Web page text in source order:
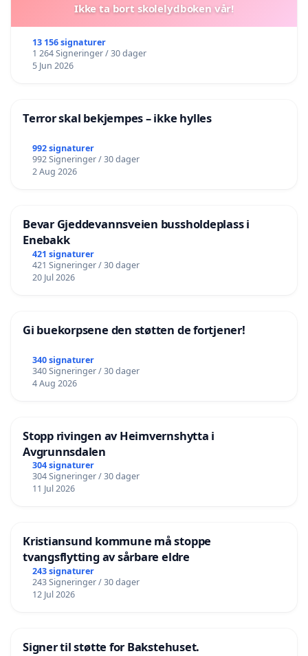
Ikke ta bort skolelydboken vår!
13 156 signaturer
1 264 Signeringer / 30 dager
5 Jun 2026
Terror skal bekjempes – ikke hylles
992 signaturer
992 Signeringer / 30 dager
2 Aug 2026
Bevar Gjeddevannsveien bussholdeplass i
Enebakk
421 signaturer
421 Signeringer / 30 dager
20 Jul 2026
Gi buekorpsene den støtten de fortjener!
340 signaturer
340 Signeringer / 30 dager
4 Aug 2026
Stopp rivingen av Heimvernshytta i
Avgrunnsdalen
304 signaturer
304 Signeringer / 30 dager
11 Jul 2026
Kristiansund kommune må stoppe
tvangsflytting av sårbare eldre
243 signaturer
243 Signeringer / 30 dager
12 Jul 2026
Signer til støtte for Bakstehuset.